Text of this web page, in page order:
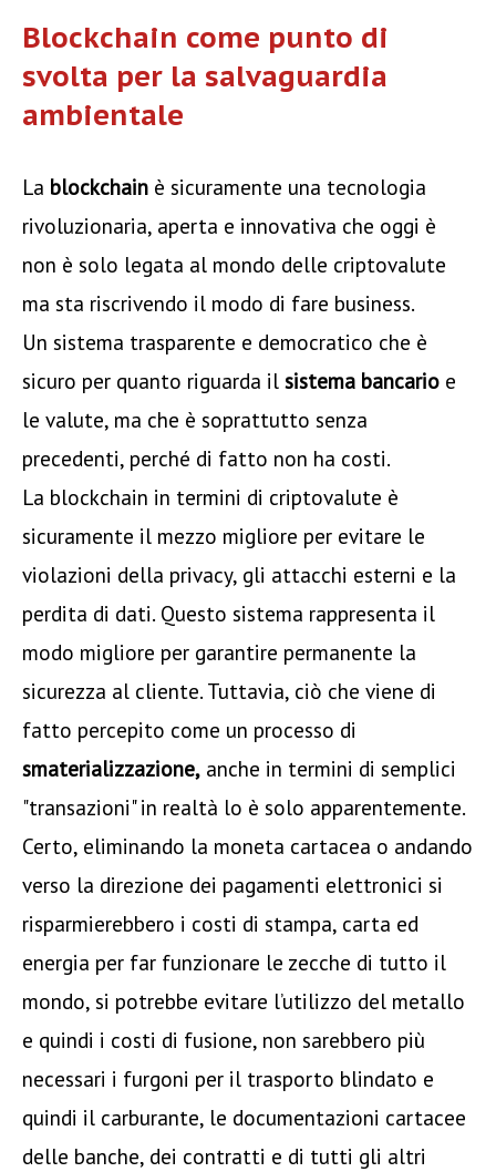
Blockchain come punto di
svolta per la salvaguardia
ambientale
La blockchain è sicuramente una tecnologia
rivoluzionaria, aperta e innovativa che oggi è
non è solo legata al mondo delle criptovalute
ma sta riscrivendo il modo di fare business.
Un sistema trasparente e democratico che è
sicuro per quanto riguarda ilsistema bancario e
le valute, ma che è soprattutto senza
precedenti, perché di fatto non ha costi.
La blockchain in termini di criptovalute è
sicuramente il mezzo migliore per evitare le
violazioni della privacy, gli attacchi esterni e la
perdita di dati. Questo sistema rappresenta il
modo migliore per garantire permanente la
sicurezza al cliente. Tuttavia, ciò che viene di
fatto percepito come un processo di
smaterializzazione, anche in termini di semplici
"transazioni" in realtà lo è solo apparentemente.
Certo, eliminando la moneta cartacea o andando
verso la direzione dei pagamenti elettronici si
risparmierebbero i costi di stampa, carta ed
energia per far funzionare le zecche di tutto il
mondo, si potrebbe evitare l’utilizzo del metallo
e quindi i costi di fusione, non sarebbero più
necessari i furgoni per il trasporto blindato e
quindi il carburante, le documentazioni cartacee
delle banche, dei contratti e di tutti gli altri